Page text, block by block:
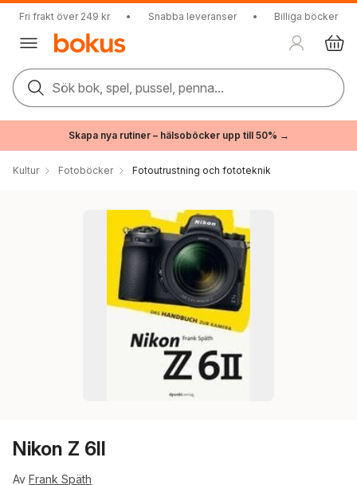
Fri frakt över 249 kr • Snabba leveranser • Billiga böcker
Sök bok, spel, pussel, penna...
Skapa nya rutiner – hälsoböcker upp till 50% →
Kultur Fotoböcker Fotoutrustning och fototeknik
Nikon Z 6II
Av Frank Späth